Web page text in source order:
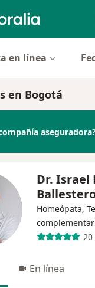
en línea
en Bogotá
Dr. Israel
Homeópata,
En línea